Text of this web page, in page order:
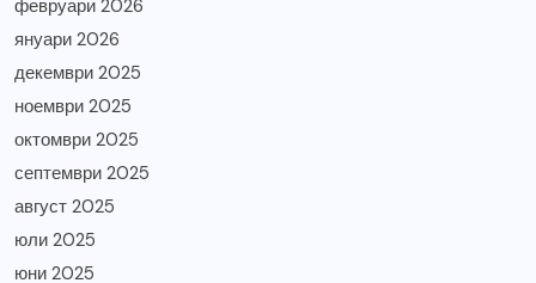
февруари 2026
януари 2026
декември 2025
ноември 2025
октомври 2025
септември 2025
август 2025
юли 2025
юни 2025